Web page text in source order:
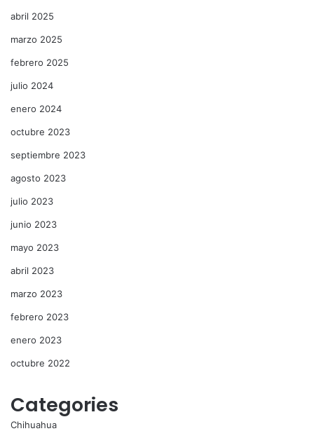
abril 2025
marzo 2025
febrero 2025
julio 2024
enero 2024
octubre 2023
septiembre 2023
agosto 2023
julio 2023
junio 2023
mayo 2023
abril 2023
marzo 2023
febrero 2023
enero 2023
octubre 2022
Categories
Chihuahua